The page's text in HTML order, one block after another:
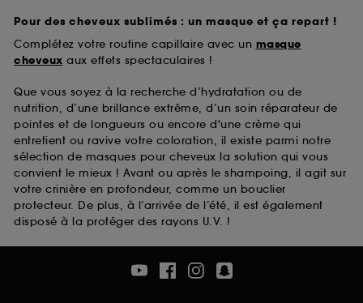
Pour des cheveux sublimés : un masque et ça repart !
Complétez votre routine capillaire avec un masque
cheveux aux effets spectaculaires !
Que vous soyez à la recherche d’hydratation ou de
nutrition, d’une brillance extrême, d’un soin réparateur de
pointes et de longueurs ou encore d'une crème qui
entretient ou ravive votre coloration, il existe parmi notre
sélection de masques pour cheveux la solution qui vous
convient le mieux ! Avant ou après le shampoing, il agit sur
votre crinière en profondeur, comme un bouclier
protecteur. De plus, à l’arrivée de l’été, il est également
disposé à la protéger des rayons U.V. !